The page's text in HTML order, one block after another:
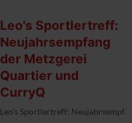
Leo's Sportlertreff:
Neujahrsempfang
der Metzgerei
Quartier und
CurryQ
Leo's Sportlertreff: